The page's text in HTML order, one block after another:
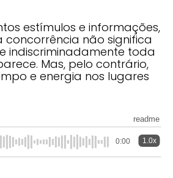
estímulos e informações,
não significa
indiscriminadamente toda
Mas, pelo contrário,
e energia nos lugares
readme
0:00 1.0x